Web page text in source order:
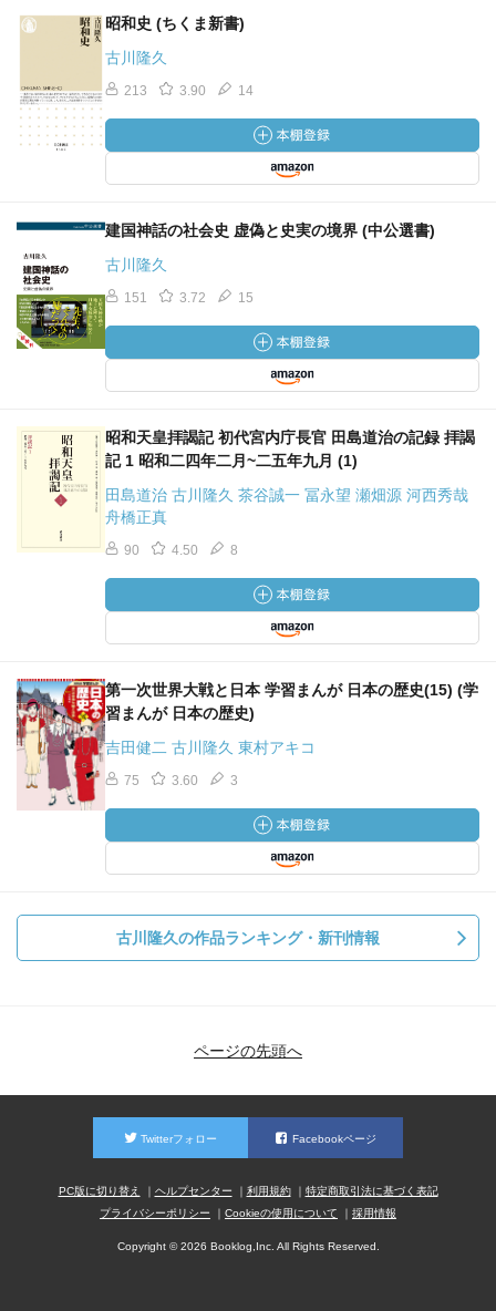
昭和史 (ちくま新書)
古川隆久
213 3.90 14
建国神話の社会史 虚偽と史実の境界 (中公選書)
古川隆久
151 3.72 15
昭和天皇拝謁記 初代宮内庁長官 田島道治の記録 拝謁
記 1 昭和二四年二月~二五年九月 (1)
田島道治 古川隆久 茶谷誠一 冨永望 瀬畑源 河西秀哉
舟橋正真
90 4.50 8
第一次世界大戦と日本 学習まんが 日本の歴史(15) (学
習まんが 日本の歴史)
吉田健二 古川隆久 東村アキコ
75 3.60 3
古川隆久の作品ランキング・新刊情報
ページの先頭へ
Twitterフォロー Facebookページ
PC版に切り替え ヘルプセンター 利用規約
特定商取引法に基づく表記
プライバシーポリシー
Cookieの使用について 採用情報
Copyright © 2026 Booklog,Inc. All Rights Reserved.